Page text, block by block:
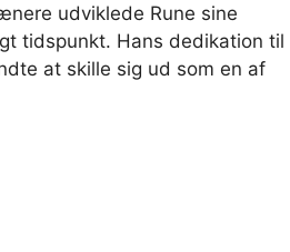
udviklede Rune sine
tidspunkt. Hans dedikation til
at skille sig ud som en af